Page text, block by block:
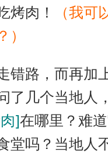
o
k
n
g
e
烤肉！
（我可
错路，而再加
了几个当地人
]在哪里？难
堂吗？当地人